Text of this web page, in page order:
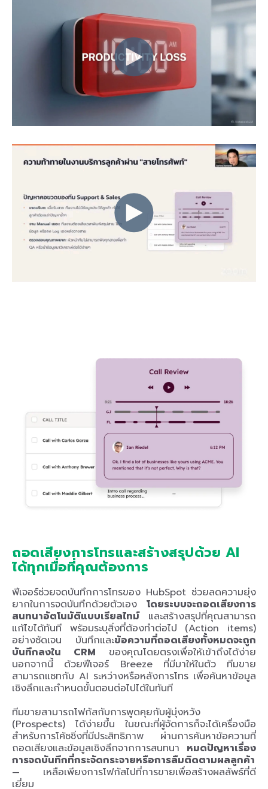
ถอดเสียงการโทรและสร้างสรุปด้วย AI
ได้ทุกเมื่อที่คุณต้องการ
ฟีเจอร์ช่วยจดบันทึกการโทรของ HubSpot ช่วยลดความยุ่ง
ยากในการจดบันทึกด้วยตัวเอง โดยระบบจะถอดเสียงการ
สนทนาอัตโนมัติแบบเรียลไทม์และสร้างสรุปที่คุณสามารถ
แก้ไขได้ทันที พร้อมระบุสิ่งที่ต้องทำต่อไป (Action items)
อย่างชัดเจน บันทึกและข้อความที่ถอดเสียงทั้งหมดจะถูก
บันทึกลงใน CRM ของคุณโดยตรงเพื่อให้เข้าถึงได้ง่าย
นอกจากนี้ ด้วยฟีเจอร์ Breeze ที่มีมาให้ในตัว ทีมขาย
สามารถแชทกับ AI ระหว่างหรือหลังการโทร เพื่อค้นหาข้อมูล
เชิงลึกและกำหนดขั้นตอนต่อไปได้ในทันที
ทีมขายสามารถโฟกัสกับการพูดคุยกับผู้มุ่งหวัง
(Prospects) ได้ง่ายขึ้น ในขณะที่ผู้จัดการก็จะได้เครื่องมือ
สำหรับการโค้ชชิ่งที่มีประสิทธิภาพ ผ่านการค้นหาข้อความที่
ถอดเสียงและข้อมูลเชิงลึกจากการสนทนา หมดปัญหาเรื่อง
การจดบันทึกที่กระจัดกระจายหรือการลืมติดตามผลลูกค้า
— เหลือเพียงการโฟกัสไปที่การขายเพื่อสร้างผลลัพธ์ที่ดี
เยี่ยม